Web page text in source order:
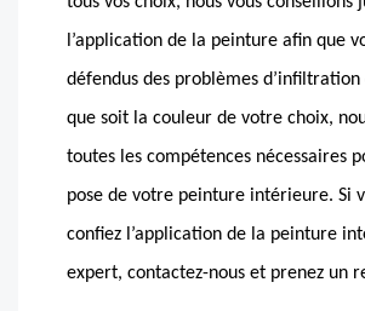
l’application de la peinture afin que
défendus des problèmes d’infiltration
que soit la couleur de votre choix,
toutes les compétences nécessaires
pose de votre peinture intérieure. Si
confiez l’application de la peinture
expert, contactez-nous et prenez un